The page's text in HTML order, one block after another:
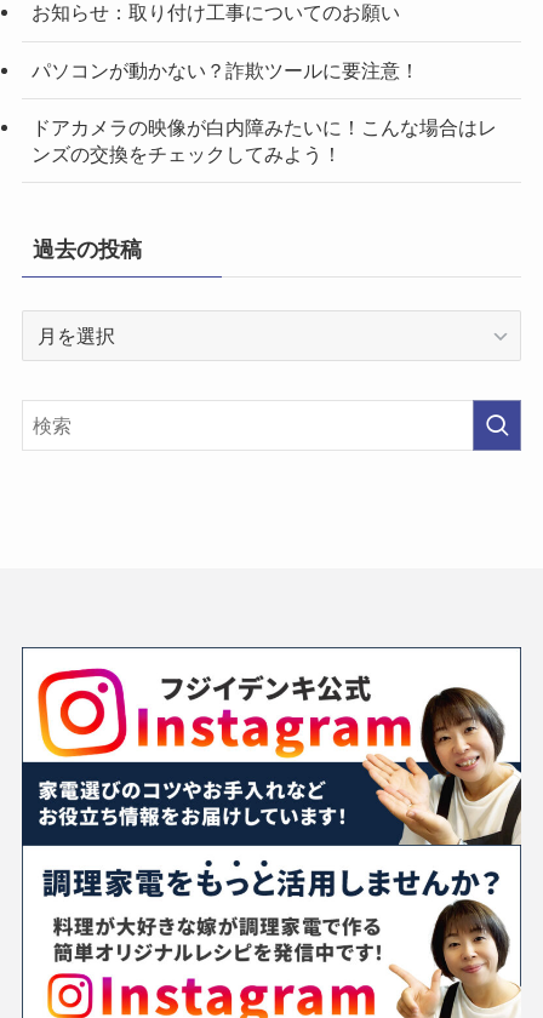
お知らせ：取り付け工事についてのお願い
パソコンが動かない？詐欺ツールに要注意！
ドアカメラの映像が白内障みたいに！こんな場合はレ
ンズの交換をチェックしてみよう！
過去の投稿
投
稿